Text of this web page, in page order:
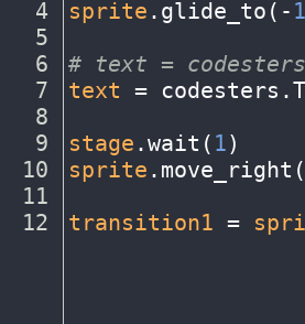
4
5
6
7
8
9
10
11
12
sprite . glide_to( -
# text =
text = codesters .
stage .wait( 1)
sprite . move_right(
transition1 =